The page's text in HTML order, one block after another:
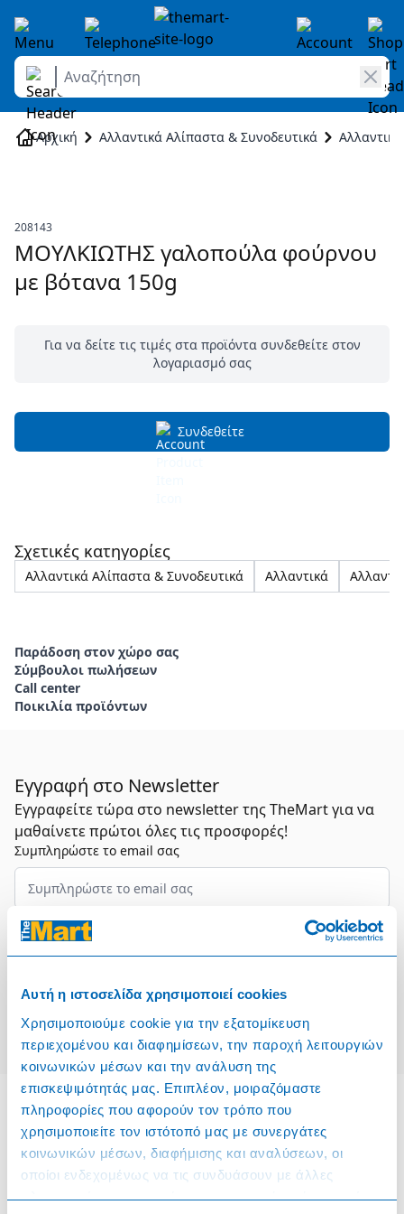
Αυτή η ιστοσελίδα χρησιμοποιεί cookies
Χρησιμοποιούμε cookie για την εξατομίκευση
περιεχομένου και διαφημίσεων, την παροχή λειτουργιών
κοινωνικών μέσων και την ανάλυση της
επισκεψιμότητάς μας. Επιπλέον, μοιραζόμαστε
πληροφορίες που αφορούν τον τρόπο που
χρησιμοποιείτε τον ιστότοπό μας με συνεργάτες
κοινωνικών μέσων, διαφήμισης και αναλύσεων, οι
οποίοι ενδεχομένως να τις συνδυάσουν με άλλες
πληροφορίες που τους έχετε παραχωρήσει ή τις οποίες
Skip to Content
Αναζήτηση
Αρχική Αλλαντικά Αλίπαστα & Συνοδευτικά Αλλαντικά
208143
ΜΟΥΛΚΙΩΤΗΣ γαλοπούλα φούρνου
με βότανα 150g
Για να δείτε τις τιμές στα προϊόντα συνδεθείτε στον
λογαριασμό σας
Συνδεθείτε
Σχετικές κατηγορίες
Αλλαντικά Αλίπαστα & Συνοδευτικά Αλλαντικά
Παράδοση στον χώρο σας
Σύμβουλοι πωλήσεων
Call center
Ποικιλία προϊόντων
Εγγραφή στο Newsletter
Εγγραφείτε τώρα στο newsletter της TheMart για να
μαθαίνετε πρώτοι όλες τις προσφορές!
Συμπληρώστε το email σας
Επιλέξτε τον τομέα σας
Πληροφορίες
Όροι & Προϋποθέσεις